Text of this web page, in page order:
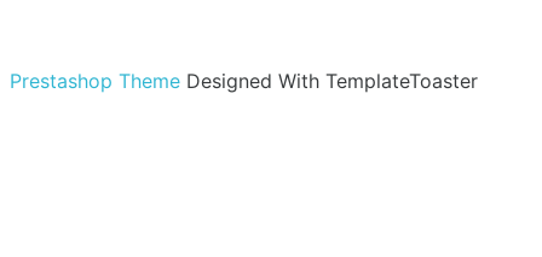
Prestashop Theme Designed With TemplateToaster